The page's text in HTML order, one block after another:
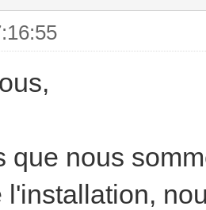
que nous
l'installation,